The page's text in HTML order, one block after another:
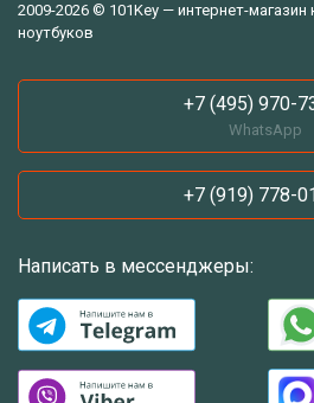
2009-2026 © 101Key — интернет-
ноутбуков
+7 (495) 970-
WhatsApp
+7 (919) 778-
Написать в мессенджеры: